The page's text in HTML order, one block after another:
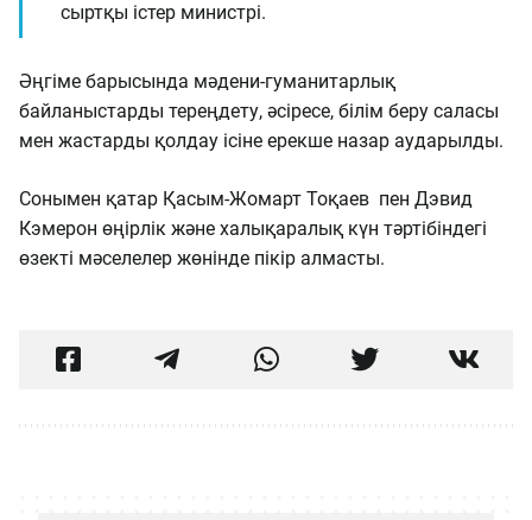
сыртқы істер министрі.
Әңгіме барысында мәдени-гуманитарлық
байланыстарды тереңдету, әсіресе, білім беру саласы
мен жастарды қолдау ісіне ерекше назар аударылды.
Сонымен қатар Қасым-Жомарт Тоқаев пен Дэвид
Кэмерон өңірлік және халықаралық күн тәртібіндегі
өзекті мәселелер жөнінде пікір алмасты.